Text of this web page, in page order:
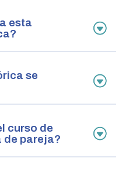
esta
se
curso de
de pareja?